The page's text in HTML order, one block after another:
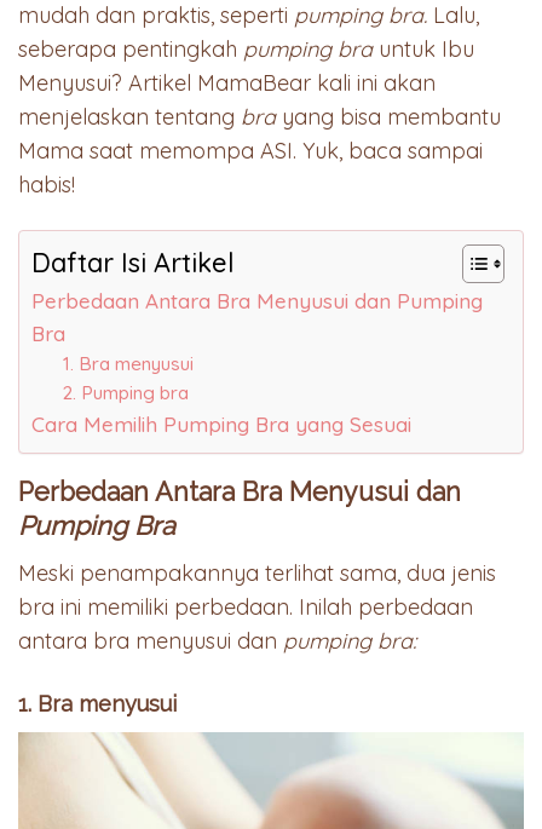
mudah dan praktis, seperti pumping bra. Lalu,
seberapa pentingkah pumping brauntuk Ibu
Menyusui? Artikel MamaBear kali ini akan
menjelaskan tentang brayang bisa membantu
Mama saat memompa ASI. Yuk, baca sampai
habis!
Daftar Isi Artikel
Perbedaan Antara Bra Menyusui dan Pumping
Bra
1. Bra menyusui
2. Pumping bra
Cara Memilih Pumping Bra yang Sesuai
Perbedaan Antara Bra Menyusui dan
Pumping Bra
Meski penampakannya terlihat sama, dua jenis
bra ini memiliki perbedaan. Inilah perbedaan
antara bra menyusui dan pumping bra:
1. Bra menyusui